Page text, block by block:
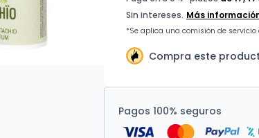
Compra este
Pagos 100% seguros